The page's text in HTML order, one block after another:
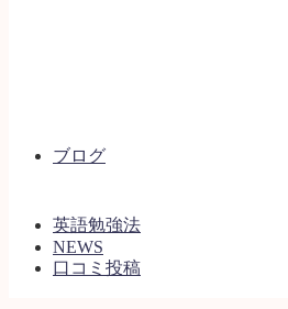
ブログ
英語勉強法
NEWS
口コミ投稿